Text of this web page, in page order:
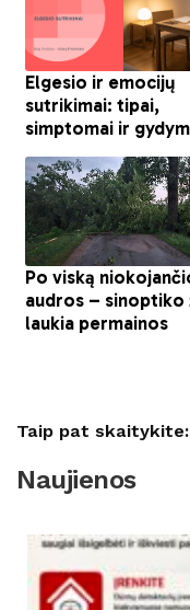
Taip pat skaitykite:
Naujienos